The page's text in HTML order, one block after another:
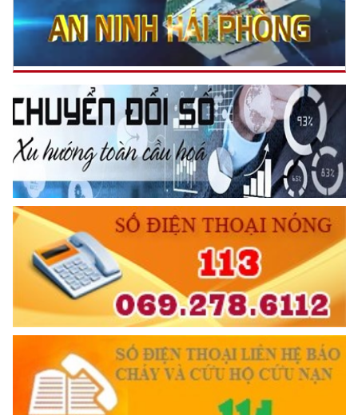
TƯ CÁCH
NGƯỜI CÔNG AN CÁCH MỆNH LÀ:
CẦN, KIỆM, LIÊM, CHÍNH
Đối với đồng sự, phải
THÂN ÁI GIÚP ĐỠ
Đối với chính phủ, phải
TUYỆT ĐỐI TRUNG THÀNH
Đối với nhân dân, phải
KÍNH TRỌNG LỄ PHÉP
Đối với công việc, phải
TẬN TỤY
Đối với địch, phải
CƯƠNG QUYẾT, KHÔN KHÉO
Trích thư Chủ tịch Hồ Chí Minh
gửi Công an Khu XII,
ngày 11 tháng 3 năm 1948.